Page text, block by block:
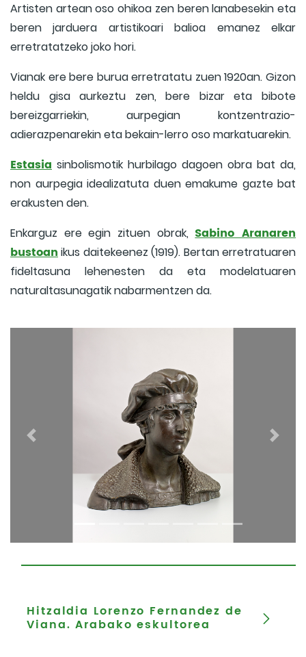
Artisten artean oso ohikoa zen beren lanabesekin eta
beren jarduera artistikoari balioa emanez elkar
erretratatzeko joko hori.
Vianak ere bere burua erretratatu zuen 1920an. Gizon
heldu gisa aurkeztu zen, bere bizar eta bibote
bereizgarriekin, aurpegian kontzentrazio-
adierazpenarekin eta bekain-lerro oso markatuarekin.
Estasia sinbolismotik hurbilago dagoen obra bat da,
non aurpegia idealizatuta duen emakume gazte bat
erakusten den.
Enkarguz ere egin zituen obrak, Sabino Aranaren
bustoanikus daitekeenez (1919). Bertan erretratuaren
fideltasuna lehenesten da eta modelatuaren
naturaltasunagatik nabarmentzen da.
Previous Next
Hitzaldia Lorenzo Fernandez de
Viana. Arabako eskultorea